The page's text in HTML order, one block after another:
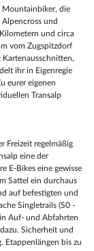
Mountainbiker, die
und
und circa
vom Zugspitzdorf
Kartenausschnitten,
ihr in Eigenregie
eurer eigenen
Transalp
Freizeit regelmäßig
eine der
E-Bikes eine gewisse
Sattel ein durchaus
auf befestigten und
Singletrails (S0 -
Auf- und Abfahrten
Sicherheit und
Etappenlängen bis zu